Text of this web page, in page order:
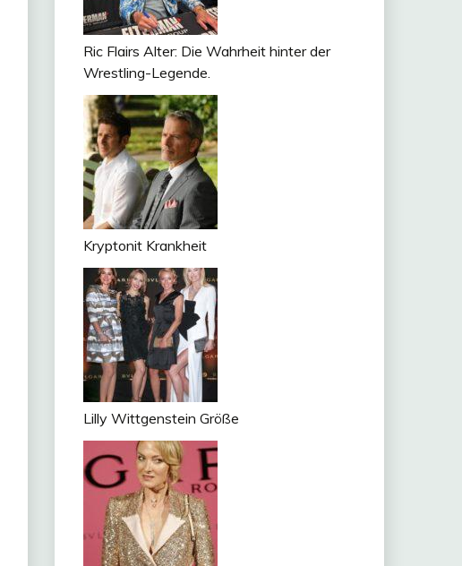
Ric Flairs Alter: Die Wahrheit hinter der
Wrestling-Legende.
Kryptonit Krankheit
Lilly Wittgenstein Größe